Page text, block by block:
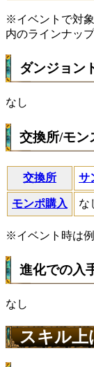
※イベントで対
内のラインナッ
ダンジョン
なし
交換所/モン
交換所 サ
モンポ購入 な
※イベント時は
進化での入
なし
スキル上